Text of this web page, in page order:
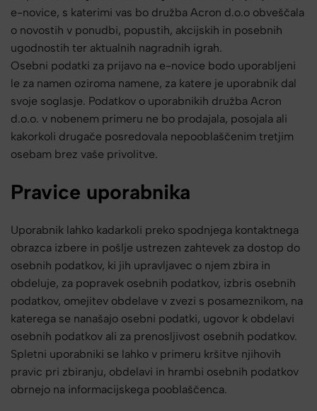
e-novice, s katerimi vas bo družba Acron d.o.o obveščala
o novostih v ponudbi, popustih, akcijskih in posebnih
ugodnostih ter aktualnih nagradnih igrah.
Osebni podatki za prijavo na e-novice bodo uporabljeni
le za namen oziroma namene, za katere je uporabnik dal
svoje soglasje. Podatkov o uporabnikih družba Acron
d.o.o. v nobenem primeru ne bo prodajala, posojala ali
kakorkoli drugače posredovala nepooblaščenim tretjim
osebam brez vaše privolitve.
Pravice uporabnika
Uporabnik lahko kadarkoli preko spodnjega kontaktnega
obrazca izbere in pošlje ustrezen zahtevek za dostop do
osebnih podatkov, ki jih upravljavec o njem zbira in
obdeluje, za popravek osebnih podatkov, izbris osebnih
podatkov, omejitev obdelave v zvezi s posameznikom, na
katerega se nanašajo osebni podatki, ugovor k obdelavi
osebnih podatkov ali za prenosljivost osebnih podatkov.
Spletni uporabniki se lahko v primeru kršitve njihovih
pravic pri zbiranju, obdelavi in hrambi osebnih podatkov
obrnejo na informacijskega pooblaščenca.